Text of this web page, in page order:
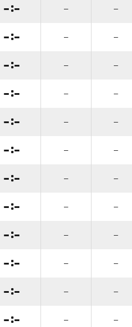
: – –
: – –
: – –
: – –
: – –
: – –
: – –
: – –
: – –
: – –
: – –
: – –